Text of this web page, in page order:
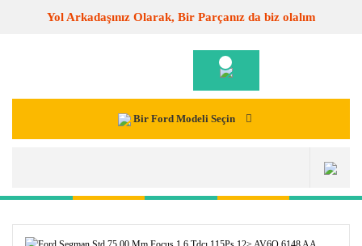
Yol Arkadaşınız Olarak, Bir Parçanız da biz olalım
Bir Ford Modeli Seçin